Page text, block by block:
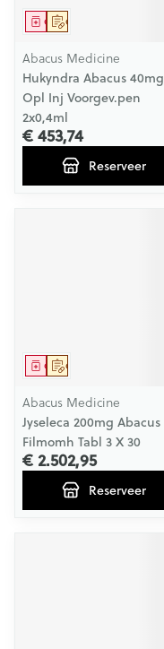
Op voorschrift
Geneesmiddel
Abacus Medicine
Hukyndra Abacus 40mg
Opl Inj Voorgev.pen
2x0,4ml
€ 453,74
Reserveer
Op voorschrift
Geneesmiddel
Abacus Medicine
Jyseleca 200mg Abacus
Filmomh Tabl 3 X 30
€ 2.502,95
Reserveer